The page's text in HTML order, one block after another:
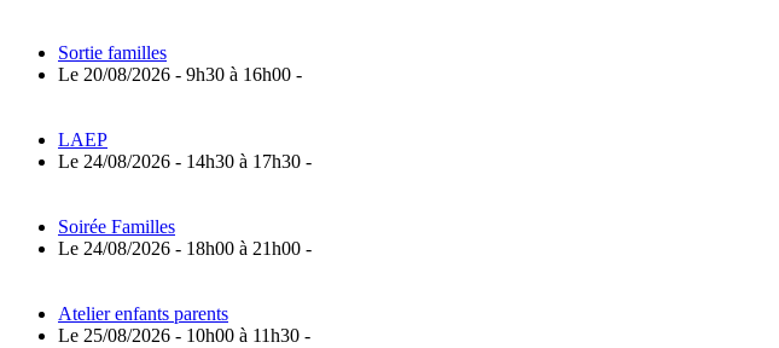
Sortie familles
Le 20/08/2026 - 9h30 à 16h00 -
LAEP
Le 24/08/2026 - 14h30 à 17h30 -
Soirée Familles
Le 24/08/2026 - 18h00 à 21h00 -
Atelier enfants parents
Le 25/08/2026 - 10h00 à 11h30 -